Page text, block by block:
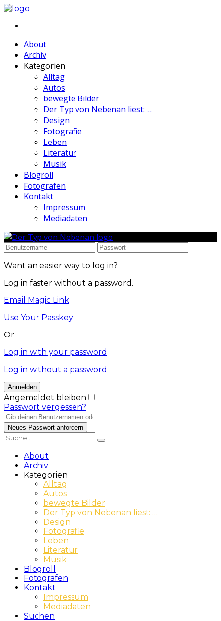
About
Archiv
Kategorien
Alltag
Autos
bewegte Bilder
Der Typ von Nebenan liest: …
Design
Fotografie
Leben
Literatur
Musik
Blogroll
Fotografen
Kontakt
Impressum
Mediadaten
Want an easier way to log in?
Log in faster without a password.
Email Magic Link
Use Your Passkey
Or
Log in with your password
Log in without a password
Angemeldet bleiben
Passwort vergessen?
About
Archiv
Kategorien
Alltag
Autos
bewegte Bilder
Der Typ von Nebenan liest: …
Design
Fotografie
Leben
Literatur
Musik
Blogroll
Fotografen
Kontakt
Impressum
Mediadaten
Suchen